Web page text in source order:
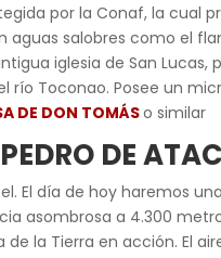
por la Conaf, la cual
aguas salobres como el
iglesia de San
río Toconao. Posee un
DE DON TOMÁSo similar
DE
El día de hoy haremos
asombrosa a 4.300
de la Tierra en acción. El